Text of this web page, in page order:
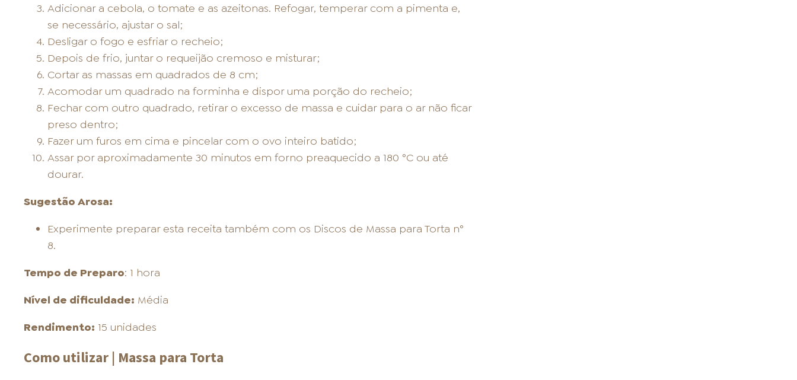
Adicionar a cebola, o tomate e as azeitonas. Refogar, temperar com a pimenta e,
se necessário, ajustar o sal;
Desligar o fogo e esfriar o recheio;
Depois de frio, juntar o requeijão cremoso e misturar;
Cortar as massas em quadrados de 8 cm;
Acomodar um quadrado na forminha e dispor uma porção do recheio;
Fechar com outro quadrado, retirar o excesso de massa e cuidar para o ar não ficar
preso dentro;
Fazer um furos em cima e pincelar com o ovo inteiro batido;
Assar por aproximadamente 30 minutos em forno preaquecido a 180 °C ou até
dourar.
Sugestão Arosa:
Experimente preparar esta receita também com os Discos de Massa para Torta n°
8.
Tempo de Preparo: 1 hora
Nível de dificuldade: Média
Rendimento: 15 unidades
Como utilizar | Massa para Torta